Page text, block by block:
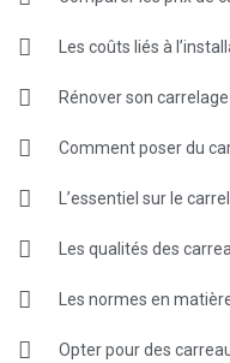
Les coûts liés à
Rénover son
Comment poser du
L’essentiel sur le
Les qualités des
Les normes en
Opter pour des